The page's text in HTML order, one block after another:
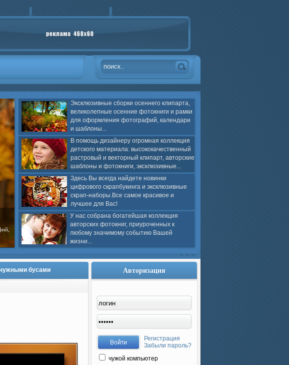
Эксклюзивные сборки осеннего клипарта,
великолепные осенние фотокниги и рамки
для оформления фотографий, календари
и шаблоны...
В помощь дизайнеру огромная коллекция
детского материала: высококачественный
растровый и векторный клипарт, авторские
шаблоны и фотокниги, эксклюзивные...
Здесь Вы всегда найдете новинки
цифрового скрапбукинга и эксклюзивные
скрап-наборы.Все самое красивое и
лучшее для Вас!
У нас собрана богатейшая коллекция
авторских фотокниг, приуроченных к
любому значимому событию Вашей
жизни...
бусами Авторизация
Регистрация
Забыли пароль?
чужой компьютер